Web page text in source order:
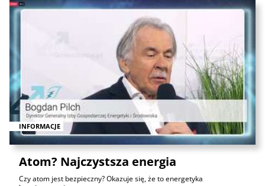
INFORMACJE
Atom? Najczystsza energia
Czy atom jest bezpieczny? Okazuje się, że to energetyka